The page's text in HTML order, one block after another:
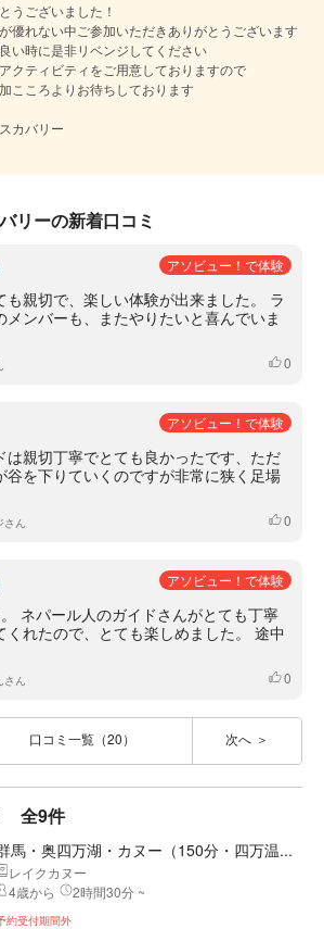
うございました！
優れない中ご参加いただきありがとうございます
い時に是非リベンジしてください
クティビティをご用意しておりますので
こころよりお待ちしております
カバリー
リーの新着口コミ
アソビュー！で体験
も親切で、楽しい体験が出来ました。 ラ
メンバーも、またやりたいと喜んでいま
いいね
0
アソビュー！で体験
は親切丁寧でとても良かったです、ただ
谷を下りていくのですが非常に狭く足場
さん いいね
0
アソビュー！で体験
ネパール人のガイドさんがとても丁寧
くれたので、とても楽しめました。 途中
さん いいね
0
口コミ一覧（20） 次へ
全9件
馬・奥四万湖・カヌー（150分・四万温...
レイクカヌー
4歳から
2時間30分 ~
約受付期間外